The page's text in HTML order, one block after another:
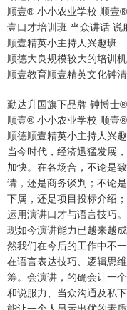
顺壹® 小小农业学校 顺壹
壹口才培训班 当众讲话
顺壹精英小主持人兴趣班
顺德大良规模较大的培训
顺壹教育顺壹精英文化钟
勤达升国旗下品牌 钟博士
顺壹® 小小农业学校 顺壹
顺德顺壹精英小主持人兴
当今时代，经济迅猛发展
加快。在各场合，不论是
请，还是商务谈判；不论
下属，还是项目投标介绍
运用演讲口才与语言技巧。
现如今演讲能力已越来越
然我们在今后的工作中不
在语言表达技巧、逻辑思
筹。会演讲，的确会让一
和说服力、当众沟通及私